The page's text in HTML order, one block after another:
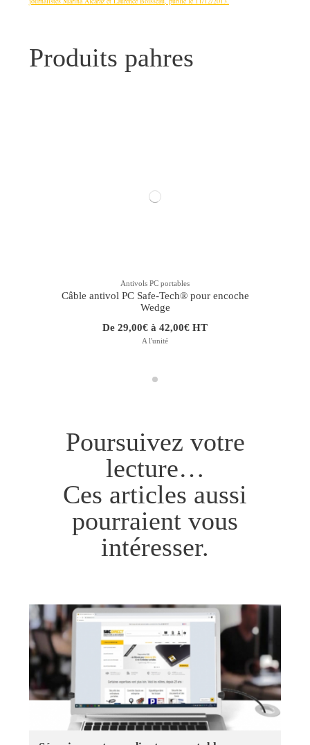
Produits pahres
Antivols PC portables
Câble antivol PC Safe-Tech® pour encoche
Wedge
De 29,00€ à 42,00€ HT
A l'unité
Poursuivez votre
lecture…
Ces articles aussi
pourraient vous
intéresser.